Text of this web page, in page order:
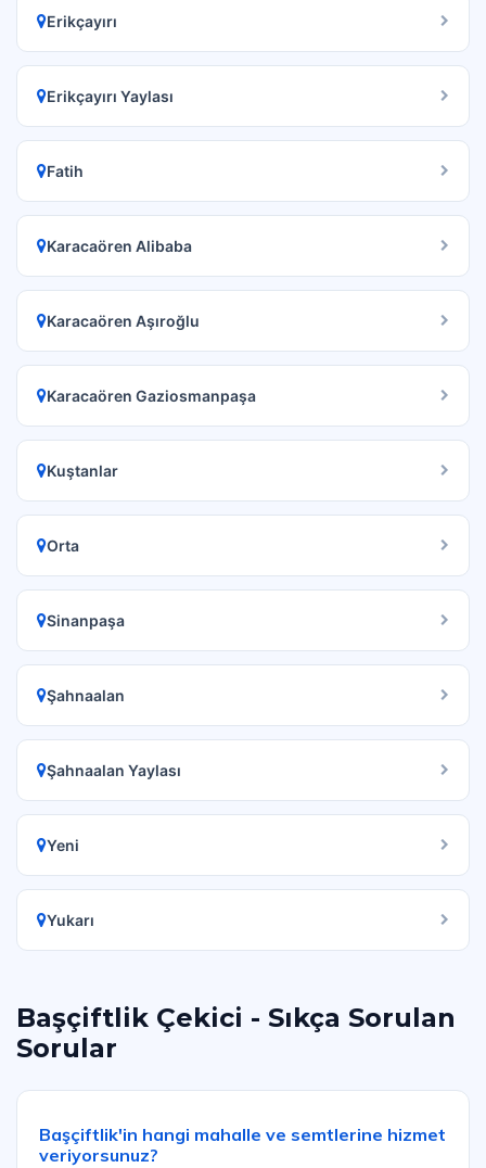
Erikçayırı
Erikçayırı Yaylası
Fatih
Karacaören Alibaba
Karacaören Aşıroğlu
Karacaören Gaziosmanpaşa
Kuştanlar
Orta
Sinanpaşa
Şahnaalan
Şahnaalan Yaylası
Yeni
Yukarı
Başçiftlik Çekici - Sıkça Sorulan
Sorular
Başçiftlik'in hangi mahalle ve semtlerine hizmet
veriyorsunuz?